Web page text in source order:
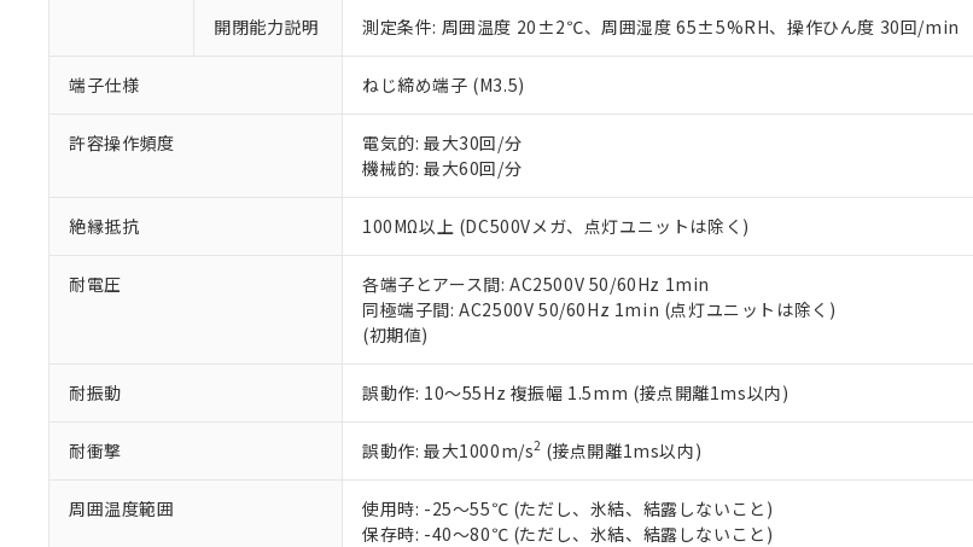
開閉能力説明 測定条件: 周囲温度 20±2℃、周囲湿度 65±5%RH、操作ひん度 30回/min
端子仕様 ねじ締め端子 (M3.5)
許容操作頻度
電気的: 最大30回/分
機械的: 最大60回/分
絶縁抵抗 100MΩ以上 (DC500Vメガ、点灯ユニットは除く)
耐電圧
各端子とアース間: AC2500V 50/60Hz 1min
同極端子間: AC2500V 50/60Hz 1min (点灯ユニットは除く)
(初期値)
耐振動 誤動作: 10～55Hz 複振幅 1.5mm (接点開離1ms以内)
耐衝撃 誤動作: 最大1000m/s2 (接点開離1ms以内)
周囲温度範囲
使用時: -25～55℃ (ただし、氷結、結露しないこと)
保存時: -40～80℃ (ただし、氷結、結露しないこと)
在庫状況および標準価格結果を当社の事前の承諾なく第三者に漏洩
す。
マイパーツ機能（部品リスト作成サービス）をご利用いただくには
ている必要があります。
お客様が当ウェブサイト上で当社にご登録された部品リストについ
が、当社の製品・サービスに関するお客様との取引・商談に必要な
※当社の共同利用者とは、
"個人情報の共同利用に関して"
いる法人を指します。
部品在庫の切り替え状況などにより、予定月が前後することがあります。
※3 非含有証明書ダウンロード
下記の非含有証明書をダウンロードすることができます。
EU RoHS指令（10物質）の非含有証明書
※本証明書は発行日時点で非含有を証明するもので、過去に遡って非含有
また、RoHS指令のフタル酸エステル類４物質の対応では、対応完了ま
混在することから備考欄に対応日を記載しておりました。
既に当社にて対応品への在庫切替を完了していることから、特段のこと
り割愛しております。
※2 環境保護使用期限
「10」：通常の使用状況下において有害物質が外部に漏えいし、環境に
味します。
「－」：未確認です。当社販売部門へお問い合わせください。
また当社は、販売先および販売に係わる関係者が違法に輸出するお
たしません。
機器販売店・当社販売員にご確認ください)
白
受注生産機種、また在庫状況の情報を公開していない機種